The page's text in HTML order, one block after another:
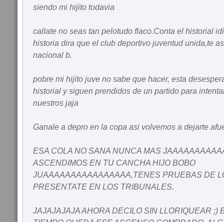
siendo mi hijito todavia
callate no seas tan pelotudo flaco.Conta el historial
historia dira que el club deportivo juventud unida,te
nacional b.
pobre mi hijito juve no sabe que hacer, esta
historial y siguen prendidos de un partido para
nuestros jaja
Ganale a depro en la copa asi volvemos a dejarte
ESA COLA NO SANA NUNCA MAS
ASCENDIMOS EN TU CANCHA HIJO BOBO
JUAAAAAAAAAAAAAAAA,TENES PRUEBAS DE
PRESENTATE EN LOS TRIBUNALES.
JAJAJAJAJA AHORA DECILO SIN LLORIQUEAR ;)